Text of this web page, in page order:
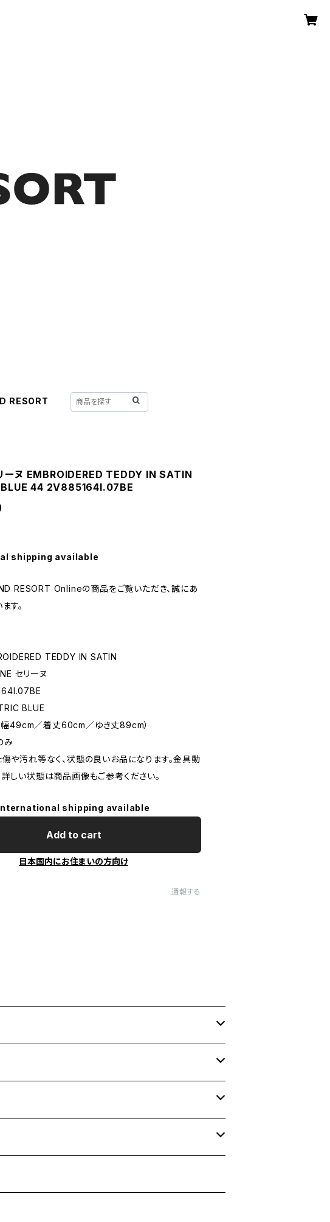
RESORT
ーヌ EMBROIDERED TEDDY IN SATIN
BLUE 44 2V885164I.07BE
shipping available
RESORT Onlineの商品をご覧いただき、誠にあ
す。
TEDDY IN SATIN
セリーヌ
BLUE
幅49cm／着丈60cm／ゆき丈89cm）
み
傷や汚れ等なく、状態の良いお品になります。金具動
詳しい状態は商品画像もご参考ください。
shipping available
Add to cart
日本国内にお住まいの方向け
通報する